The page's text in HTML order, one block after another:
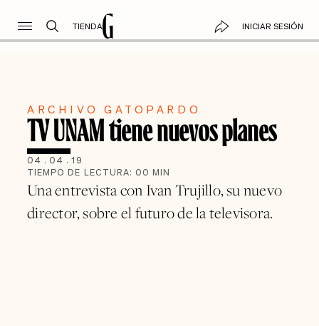
TIENDA INICIAR SESIÓN
ARCHIVO GATOPARDO
TV UNAM tiene nuevos planes
04 . 04 . 19
TIEMPO DE LECTURA: 00 MIN
Una entrevista con Ivan Trujillo, su nuevo
director, sobre el futuro de la televisora.